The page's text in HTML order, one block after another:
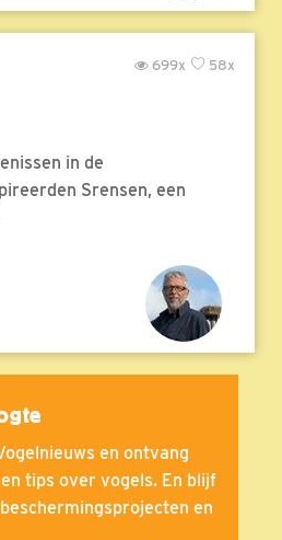
58x
699x
in de
Srensen, een
en ontvang
tips over vogels. En blijf
en